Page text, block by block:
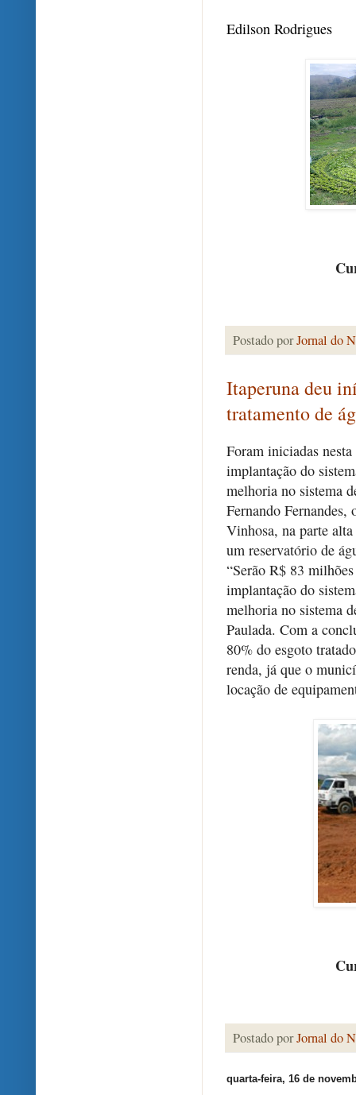
Edilson Rodrigues
Postado porJornal do
Itaperuna deu
tratamento de
Foram iniciadas
implantação do
melhoria no sistema
Fernando Fernandes,
Vinhosa, na parte
um reservatório de
“Serão R$ 83
implantação do
melhoria no sistema
Paulada. Com a
80% do esgoto
renda, já que o
locação de
Postado porJornal do
quarta-feira, 16 de